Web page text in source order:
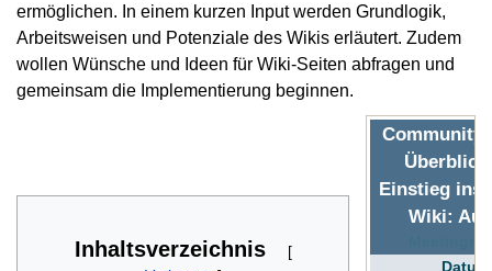
ermöglichen. In einem kurzen Input werden Grundlogik,
Arbeitsweisen und Potenziale des Wikis erläutert. Zudem
wollen Wünsche und Ideen für Wiki-Seiten abfragen und
gemeinsam die Implementierung beginnen.
Community
Überblick
Einstieg ins
Wiki:
Datum
Inhaltsverzeichnis